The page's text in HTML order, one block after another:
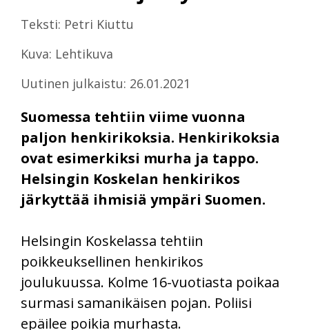
Teksti: Petri Kiuttu
Kuva: Lehtikuva
Uutinen julkaistu: 26.01.2021
Suomessa tehtiin viime vuonna
paljon henkirikoksia. Henkirikoksia
ovat esimerkiksi murha ja tappo.
Helsingin Koskelan henkirikos
järkyttää ihmisiä ympäri Suomen.
Helsingin Koskelassa tehtiin
poikkeuksellinen henkirikos
joulukuussa. Kolme 16-vuotiasta poikaa
surmasi samanikäisen pojan. Poliisi
epäilee poikia murhasta.